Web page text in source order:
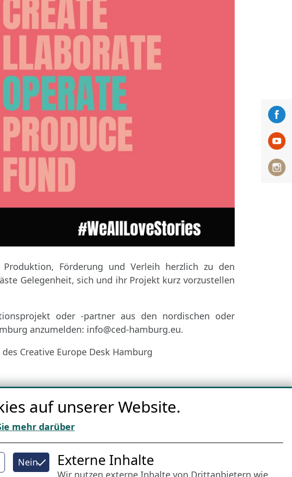
Förderung und Verleih herzlich zu den
Gelegenheit, sich und ihr Projekt kurz vorzustellen
oder -partner aus den nordischen oder
anzumelden: info@ced-hamburg.eu.
Creative Europe Desk Hamburg
Internet Partner
auf unserer Website.
mehr darüber
Nein Externe Inhalte
Wir nutzen externe Inhalte von Drittanbietern wie